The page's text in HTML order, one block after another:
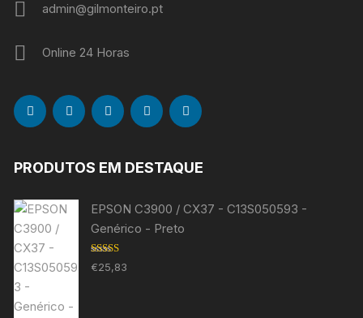
admin@gilmonteiro.pt
Online 24 Horas
PRODUTOS EM DESTAQUE
EPSON C3900 / CX37 - C13S050593 -
Genérico - Preto
Avaliação
5.00de 5
€25,83